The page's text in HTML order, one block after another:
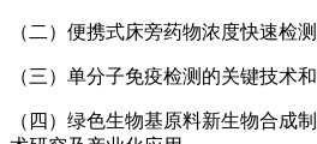
（二）便携式床旁药物浓度快速检
（三）单分子免疫检测的关键技术
（四）绿色生物基原料新生物合成